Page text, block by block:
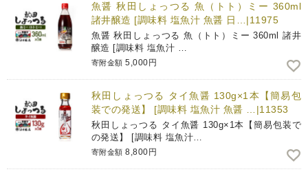
魚醤 秋田しょっつる 魚（トト）ミー 360ml
諸井醸造 [調味料 塩魚汁 魚醤 日…|11975
魚醤 秋田しょっつる 魚（トト）ミー 360ml 諸井
醸造 [調味料 塩魚汁 …
寄附金額 5,000円
秋田しょっつる タイ魚醤 130g×1本【簡易包
装での発送】 [調味料 塩魚汁 魚醤 …|11353
秋田しょっつる タイ魚醤 130g×1本【簡易包装で
の発送】 [調味料 塩魚汁…
寄附金額 8,800円